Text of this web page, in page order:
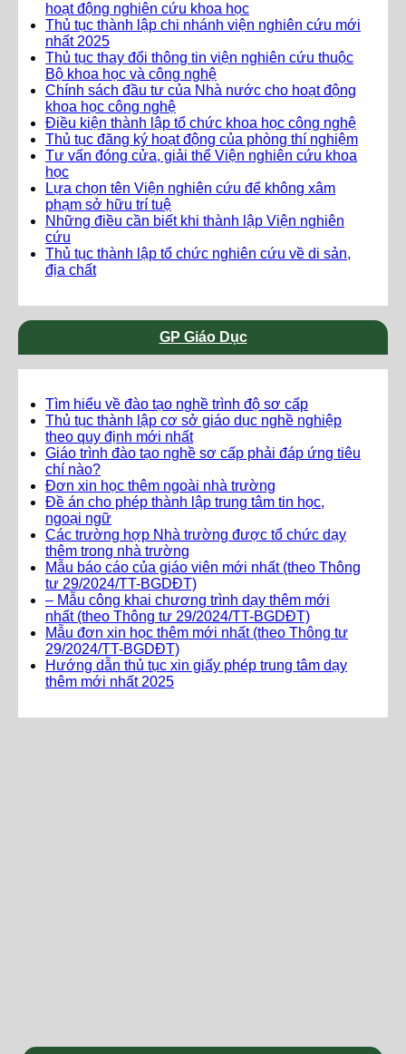
hoạt động nghiên cứu khoa học
Thủ tục thành lập chi nhánh viện nghiên cứu mới
nhất 2025
Thủ tục thay đổi thông tin viện nghiên cứu thuộc
Bộ khoa học và công nghệ
Chính sách đầu tư của Nhà nước cho hoạt động
khoa học công nghệ
Điều kiện thành lập tổ chức khoa học công nghệ
Thủ tục đăng ký hoạt động của phòng thí nghiệm
Tư vấn đóng cửa, giải thể Viện nghiên cứu khoa
học
Lựa chọn tên Viện nghiên cứu để không xâm
phạm sở hữu trí tuệ
Những điều cần biết khi thành lập Viện nghiên
cứu
Thủ tục thành lập tổ chức nghiên cứu về di sản,
địa chất
GP Giáo Dục
Tìm hiểu về đào tạo nghề trình độ sơ cấp
Thủ tục thành lập cơ sở giáo dục nghề nghiệp
theo quy định mới nhất
Giáo trình đào tạo nghề sơ cấp phải đáp ứng tiêu
chí nào?
Đơn xin học thêm ngoài nhà trường
Đề án cho phép thành lập trung tâm tin học,
ngoại ngữ
Các trường hợp Nhà trường được tổ chức dạy
thêm trong nhà trường
Mẫu báo cáo của giáo viên mới nhất (theo Thông
tư 29/2024/TT-BGDĐT)
– Mẫu công khai chương trình dạy thêm mới
nhất (theo Thông tư 29/2024/TT-BGDĐT)
Mẫu đơn xin học thêm mới nhất (theo Thông tư
29/2024/TT-BGDĐT)
Hướng dẫn thủ tục xin giấy phép trung tâm dạy
thêm mới nhất 2025